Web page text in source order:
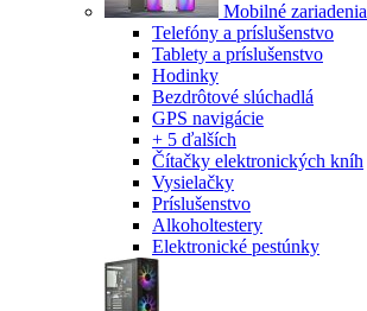
Mobilné
Telefóny a príslušenstvo
Tablety a príslušenstvo
Hodinky
Bezdrôtové slúchadlá
GPS navigácie
+ 5 ďalších
Čítačky elektronických kníh
Vysielačky
Príslušenstvo
Alkoholtestery
Elektronické pestúnky